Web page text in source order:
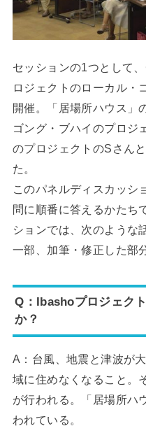
セッションの1つとして
ロジェクトのローカル・
開催。「居場所ハウス」
ゴング・ブハイのプロジ
のプロジェクトのSさん
た。
このパネルディスカッシ
問に順番に答えるかたち
ションでは、次のような
一部、加筆・修正した部
Q：Ibashoプロジェク
か？
A：台風、地震と津波が
域に住めなくなること。
が行われる。「居場所ハ
われている。